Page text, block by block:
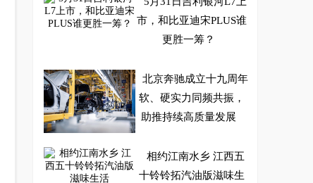
市，和比亚迪宋PLUS谁
更胜一筹？
北京奔驰成立十九周年
软、硬实力同频共振，
助推持续高质量发展
相约江南水乡 江西五
十铃铃拓汽油版滋味生